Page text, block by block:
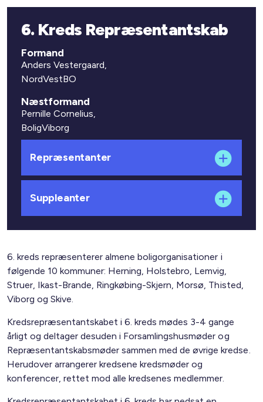
6. kreds repræsenterer almene boligorganisationer i
følgende 10 kommuner: Herning, Holstebro, Lemvig,
Struer, Ikast-Brande, Ringkøbing-Skjern, Morsø, Thisted,
Viborg og Skive.
Kredsrepræsentantskabet i 6. kreds mødes 3-4 gange
årligt og deltager desuden i Forsamlingshusmøder og
Repræsentantskabsmøder sammen med de øvrige kredse.
Herudover arrangerer kredsene kredsmøder og
konferencer, rettet mod alle kredsenes medlemmer.
6. Kreds Repræsentantskab
Formand
Anders Vestergaard,
NordVestBO
Næstformand
Pernille Cornelius,
BoligViborg
Repræsentanter
Suppleanter